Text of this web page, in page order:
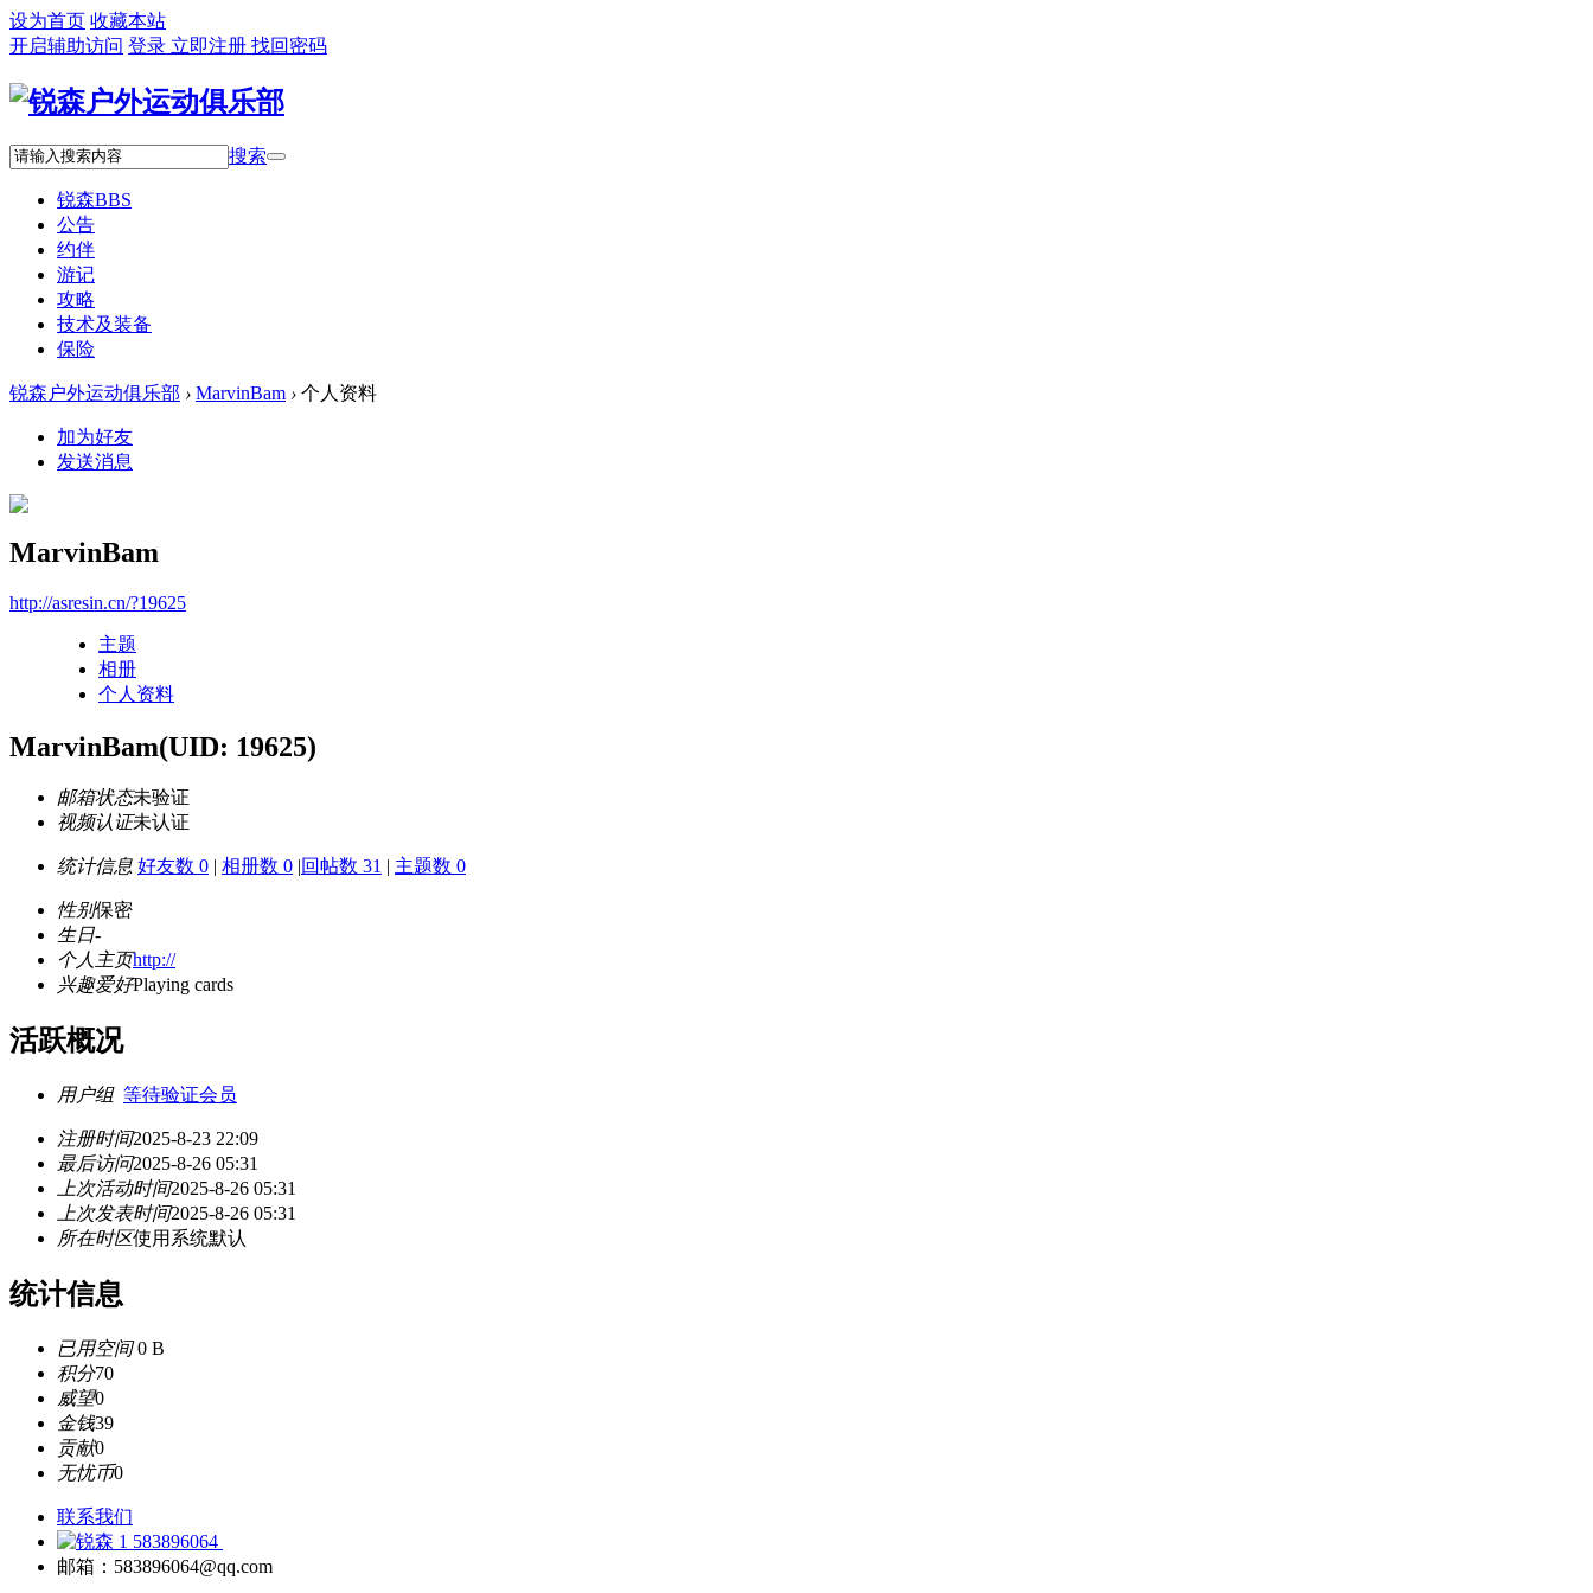
设为首页 收藏本站
开启辅助访问 登录 立即注册 找回密码
搜索
锐森BBS
公告
约伴
游记
攻略
技术及装备
保险
锐森户外运动俱乐部 › MarvinBam › 个人资料
加为好友
发送消息
MarvinBam
http://asresin.cn/?19625
主题
相册
个人资料
MarvinBam(UID: 19625)
邮箱状态未验证
视频认证未认证
统计信息 好友数 0 | 相册数 0 |回帖数 31 | 主题数 0
性别保密
生日-
个人主页http://
兴趣爱好Playing cards
活跃概况
用户组 等待验证会员
注册时间2025-8-23 22:09
最后访问2025-8-26 05:31
上次活动时间2025-8-26 05:31
上次发表时间2025-8-26 05:31
所在时区使用系统默认
统计信息
已用空间0 B
积分70
威望0
金钱39
贡献0
无忧币0
联系我们
583896064
邮箱：583896064@qq.com